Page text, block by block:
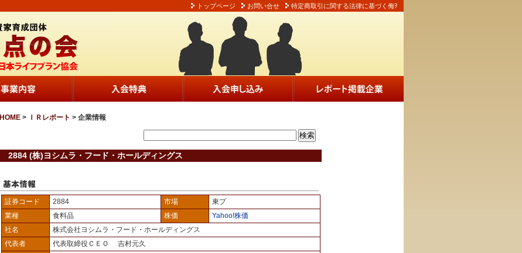
トップページ お問い合せ 特定商取引に関する法律に基づく侮ｦ
HOME > ＩＲレポート > 企業情報
2884 (株)ヨシムラ・フード・ホールディングス
証券コード 2884 市場
東プ
業種
食料品 株価
Yahoo!株価
社名
株式会社ヨシムラ・フード・ホールディングス
代表者
代表取締役ＣＥＯ 吉村元久